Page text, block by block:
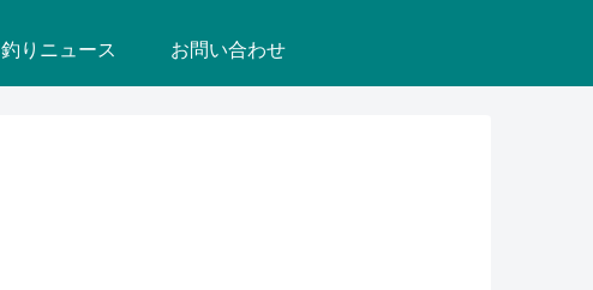
釣りニュース お問い合わせ